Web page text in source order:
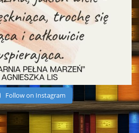
Follow on Instagram